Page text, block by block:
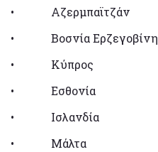
• Αζερμπαϊτζάν
• Βοσνία Ερζεγοβίνη
• Κύπρος
• Εσθονία
• Ισλανδία
• Μάλτα